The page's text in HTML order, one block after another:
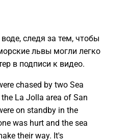
следя за тем, чтобы
львы могли легко
в подписи к видео.
chased by two Sea
La Jolla area of San
on standby in the
was hurt and the sea
their way. It's